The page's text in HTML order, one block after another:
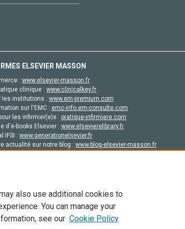
ELSEVIER MASSON
: www.elsevier-masson.fr
clinique : www.clinicalkey.fr
les institutions : www.em-premium.com
sur l'EMC : emc-info.em-consulte.com
les infirmier(e)s : pratique-infirmiere.com
d'e-books Elsevier : www.elsevierelibrary.fr
IFSI : www.generationelsevier.fr
actualité sur notre blog : www.blog-elsevier-masson.fr
de licence et ses contributeurs. Tout les droits sont réservés,
also use additional cookies to
You can manage your
see our Cookie Policy